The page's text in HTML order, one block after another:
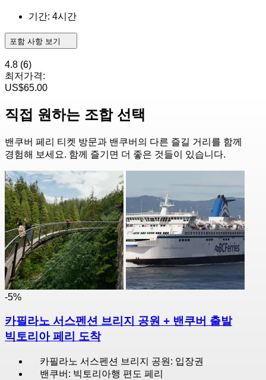
기간: 4시간
포함 사항 보기
4.8 (6)
최저가격:
US$65.00
직접 원하는 조합 선택
밴쿠버 페리 티켓 방문과 밴쿠버의 다른 즐길 거리를 함께
경험해 보세요. 함께 즐기면 더 좋은 것들이 있습니다.
-5%
카필라노 서스펜션 브리지 공원 + 밴쿠버 출발
빅토리아 페리 도착
카필라노 서스펜션 브리지 공원: 입장권
밴쿠버: 빅토리아행 편도 페리